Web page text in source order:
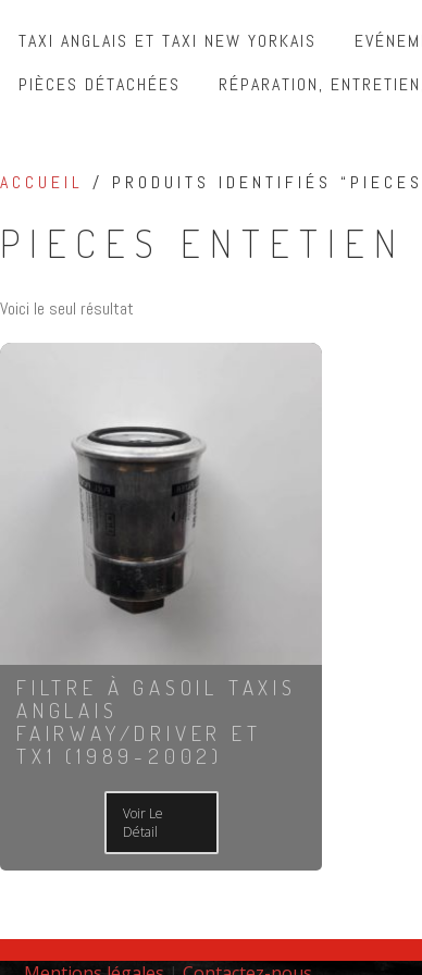
TAXI ANGLAIS ET TAXI NEW YORKAIS
PIÈCES DÉTACHÉES
RÉPARATION,
ACCUEIL / PRODUITS IDENTIFIÉS
PIECES ENTETIEN
Voici le seul résultat
FILTRE À GASOIL TAXIS
ANGLAIS
FAIRWAY/DRIVER ET
TX1 (1989-2002)
Voir Le
Détail